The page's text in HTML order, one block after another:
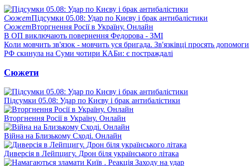
СюжетПідсумки 05.08: Удар по Києву і брак антибалістики
СюжетВторгнення Росії в Україну. Онлайн
В ОП виключають повернення Федорова - ЗМІ
Коли мовчить зв'язок - мовчить уся бригада. Зв'язківці просять допомоги
РФ скинула на Суми чотири КАБи: є постраждалі
Сюжети
Підсумки 05.08: Удар по Києву і брак антибалістики
Вторгнення Росії в Україну. Онлайн
Війна на Близькому Сході. Онлайн
Диверсія в Лейпцигу. Дрон біля українського літака